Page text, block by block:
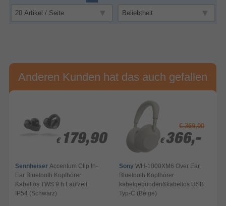
Anderen Kunden hat das auch gefallen
€ 179,90
€ 179,90
Sennheiser Accentum Clip In-
Ear Bluetooth Kopfhörer
Kabellos TWS 9 h Laufzeit
IP54 (Schwarz)
€ 369,00
€ 366,-
€ 366,-
Sony WH-1000XM6 Over Ear
Bluetooth Kopfhörer
kabelgebunden&kabellos USB
Typ-C (Beige)